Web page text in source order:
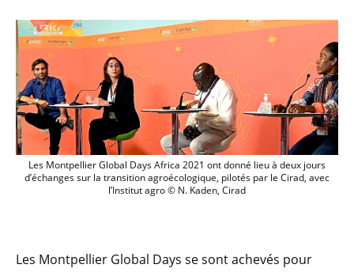
Les Montpellier Global Days Africa
Les Montpellier Global Days Africa 2021 ont donné lieu à deux jours
d’échanges sur la transition agroécologique, pilotés par le Cirad, avec
l’Institut agro © N. Kaden, Cirad
Les Montpellier Global Days se sont achevés pour